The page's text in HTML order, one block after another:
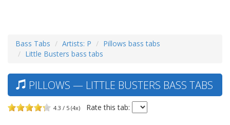
Bass Tabs Artists: P
Pillows bass tabs
Little Busters bass tabs
PILLOWS — LITTLE BUSTERS BASS TABS
4.3 / 5 (4x) Rate this tab: